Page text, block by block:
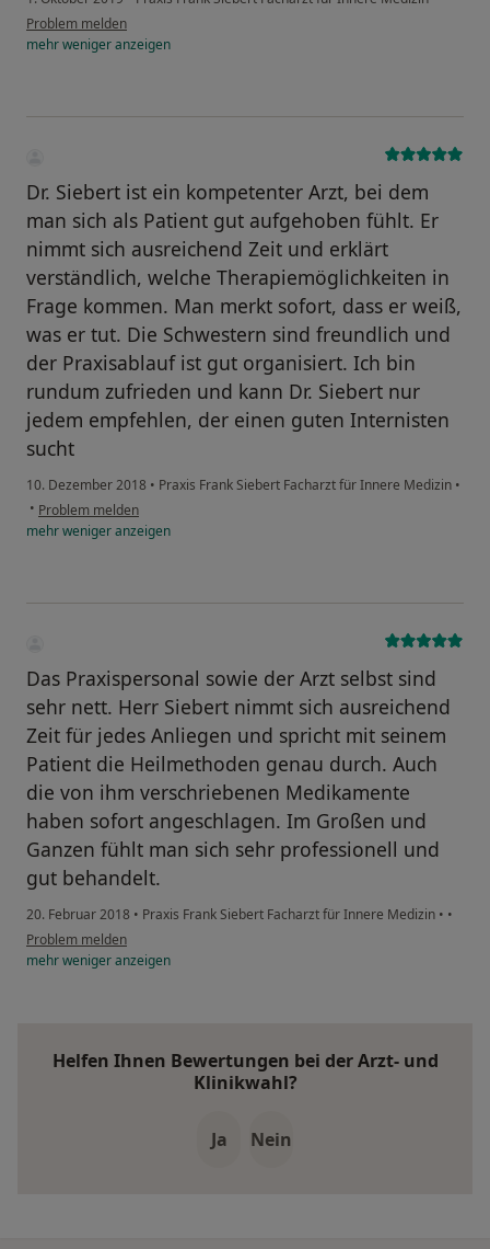
Problem melden
mehrwenigeranzeigen
Dr. Siebert ist ein kompetenter Arzt, bei dem
man sich als Patient gut aufgehoben fühlt. Er
nimmt sich ausreichend Zeit und erklärt
verständlich, welche Therapiemöglichkeiten in
Frage kommen. Man merkt sofort, dass er weiß,
was er tut. Die Schwestern sind freundlich und
der Praxisablauf ist gut organisiert. Ich bin
rundum zufrieden und kann Dr. Siebert nur
jedem empfehlen, der einen guten Internisten
sucht
10. Dezember 2018 • Praxis Frank Siebert Facharzt für Innere Medizin •
• Problem melden
mehrwenigeranzeigen
Das Praxispersonal sowie der Arzt selbst sind
sehr nett. Herr Siebert nimmt sich ausreichend
Zeit für jedes Anliegen und spricht mit seinem
Patient die Heilmethoden genau durch. Auch
die von ihm verschriebenen Medikamente
haben sofort angeschlagen. Im Großen und
Ganzen fühlt man sich sehr professionell und
gut behandelt.
20. Februar 2018 • Praxis Frank Siebert Facharzt für Innere Medizin • •
Problem melden
mehrwenigeranzeigen
Helfen Ihnen Bewertungen bei der Arzt- und
Klinikwahl?
Ja Nein